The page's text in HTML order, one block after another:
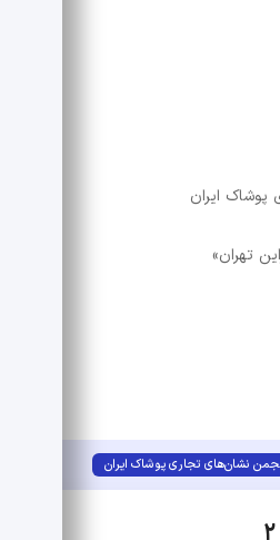
ایران
تهران»
نشان‌های تجاری پوشاک ایران